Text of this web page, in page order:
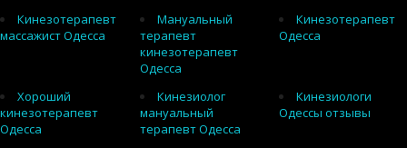
Кинезотерапевт
массажист Одесса
Мануальный
терапевт
кинезотерапевт
Одесса
Кинезотерапевт
Одесса
Хороший
кинезотерапевт
Одесса
Кинезиолог
мануальный
терапевт Одесса
Кинезиологи
Одессы отзывы